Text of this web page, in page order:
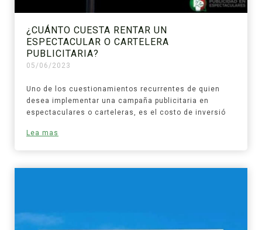
¿CUÁNTO CUESTA RENTAR UN
ESPECTACULAR O CARTELERA
PUBLICITARIA?
05/06/2023
Uno de los cuestionamientos recurrentes de quien
desea implementar una campaña publicitaria en
espectaculares o carteleras, es el costo de inversió
Lea mas